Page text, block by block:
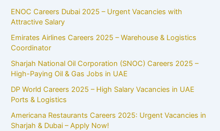
ENOC Careers Dubai 2025 – Urgent Vacancies with
Attractive Salary
Emirates Airlines Careers 2025 – Warehouse & Logistics
Coordinator
Sharjah National Oil Corporation (SNOC) Careers 2025 –
High-Paying Oil & Gas Jobs in UAE
DP World Careers 2025 – High Salary Vacancies in UAE
Ports & Logistics
Americana Restaurants Careers 2025: Urgent Vacancies in
Sharjah & Dubai – Apply Now!